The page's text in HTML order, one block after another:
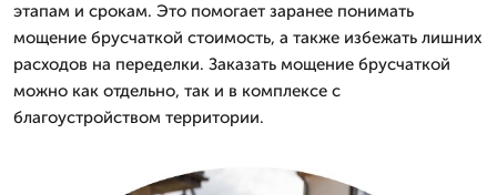
этапам и срокам. Это помогает заранее понимать
мощение брусчаткой стоимость, а также избежать лишних
расходов на переделки. Заказать мощение брусчаткой
можно как отдельно, так и в комплексе с
благоустройством территории.